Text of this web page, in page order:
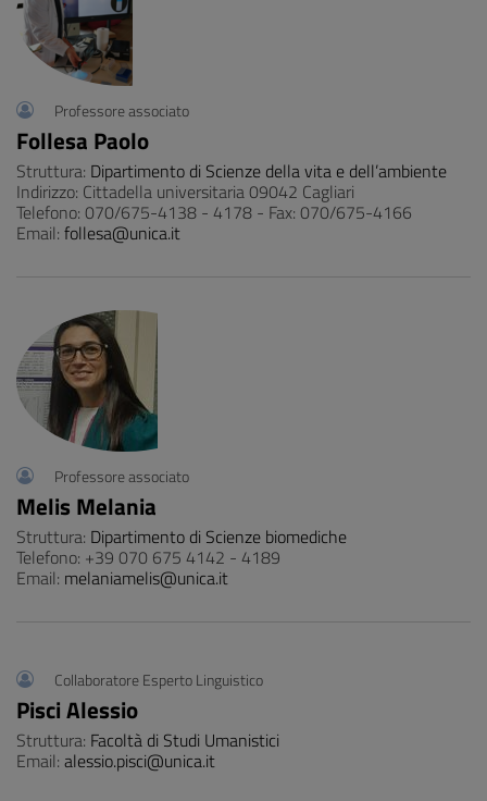
Professore associato
Follesa Paolo
Struttura: Dipartimento di Scienze della vita e dell’ambiente
Indirizzo: Cittadella universitaria 09042 Cagliari
Telefono: 070/675-4138 - 4178 - Fax: 070/675-4166
Email: follesa@unica.it
Professore associato
Melis Melania
Struttura: Dipartimento di Scienze biomediche
Telefono: +39 070 675 4142 - 4189
Email: melaniamelis@unica.it
Collaboratore Esperto Linguistico
Pisci Alessio
Struttura: Facoltà di Studi Umanistici
Email: alessio.pisci@unica.it